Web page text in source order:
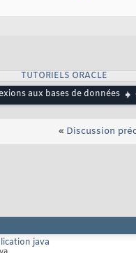
TUTORIELS ORACLE
aux bases de données
« Discussion
java